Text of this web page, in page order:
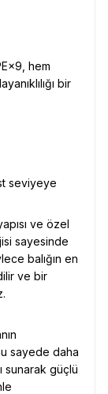
hem
bir
seviyeye
ve özel
sayesinde
balığın en
ve bir
sayede daha
sunarak güçlü